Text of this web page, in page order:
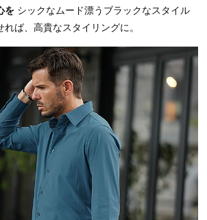
を シックなムード漂うブラックなスタイル
ば、高貴なスタイリングに。